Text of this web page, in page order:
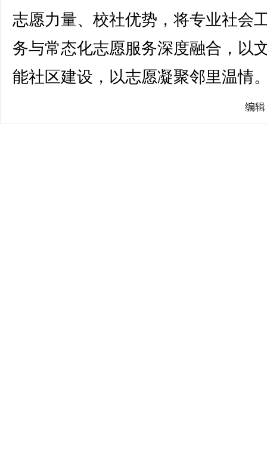
志愿力量、校社优势，将专业社会
务与常态化志愿服务深度融合，以
能社区建设，以志愿凝聚邻里温情
编